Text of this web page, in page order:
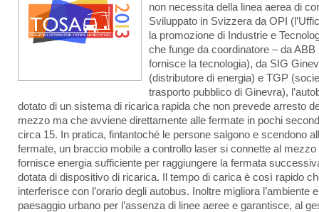
non necessita della linea aerea di
Sviluppato in Svizzera da OPI
la promozione di Industrie e
che funge da coordinatore – da ABB
fornisce la tecnologia), da SIG
(distributore di energia) e TGP
trasporto pubblico di Ginevra),
dotato di un sistema di ricarica rapida che non prevede arresto
mezzo ma che avviene direttamente alle fermate in pochi
circa 15. In pratica, fintantoché le persone salgono e scendono
fermate, un braccio mobile a controllo laser si connette al mezzo
fornisce energia sufficiente per raggiungere la fermata
dotata di dispositivo di ricarica. Il tempo di carica è così rapido
interferisce con l’orario degli autobus. Inoltre migliora l’ambiente
paesaggio urbano per l’assenza di linee aeree e garantisce, al